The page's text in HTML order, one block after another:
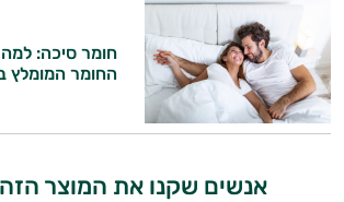
חומר סיכה: למה
החומר המומלץ
אנשים שקנו את המוצר